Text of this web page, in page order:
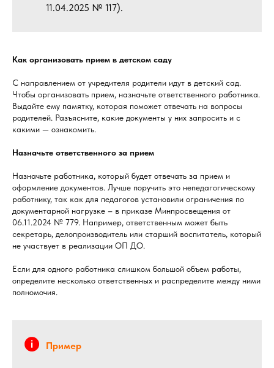
11.04.2025 № 117).
Как организовать прием в детском саду
С направлением от учредителя родители идут в детский сад.
Чтобы организовать прием, назначьте ответственного работника.
Выдайте ему памятку, которая поможет отвечать на вопросы
родителей. Разъясните, какие документы у них запросить и с
какими — ознакомить.
Назначьте ответственного за прием
Назначьте работника, который будет отвечать за прием и
оформление документов. Лучше поручить это непедагогическому
работнику, так как для педагогов установили ограничения по
документарной нагрузке – в приказе Минпросвещения от
06.11.2024 № 779. Например, ответственным может быть
секретарь, делопроизводитель или старший воспитатель, который
не участвует в реализации ОП ДО.
Если для одного работника слишком большой объем работы,
определите несколько ответственных и распределите между ними
полномочия.
Пример